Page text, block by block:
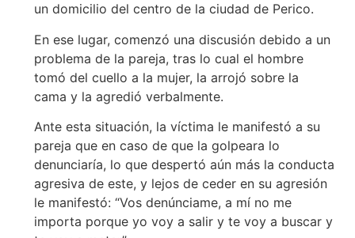
un domicilio del centro de la ciudad de Perico.
En ese lugar, comenzó una discusión debido a un
problema de la pareja, tras lo cual el hombre
tomó del cuello a la mujer, la arrojó sobre la
cama y la agredió verbalmente.
Ante esta situación, la víctima le manifestó a su
pareja que en caso de que la golpeara lo
denunciaría, lo que despertó aún más la conducta
agresiva de este, y lejos de ceder en su agresión
le manifestó: “Vos denúnciame, a mí no me
importa porque yo voy a salir y te voy a buscar y